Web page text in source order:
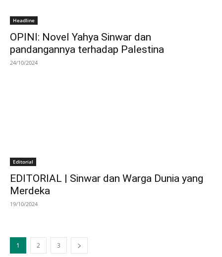
Headline
OPINI: Novel Yahya Sinwar dan
pandangannya terhadap Palestina
24/10/2024
Editorial
EDITORIAL | Sinwar dan Warga Dunia yang
Merdeka
19/10/2024
1 2 3